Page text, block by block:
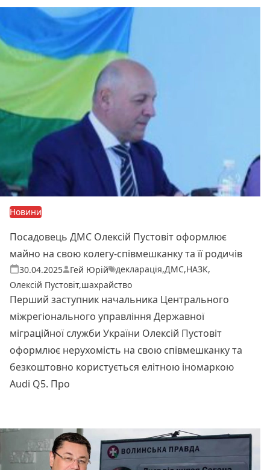
Новини
Посадовець ДМС Олексій Пустовіт оформлює
майно на свою колегу-співмешканку та її родичів
30.04.2025Опубліковано
Гей Юрій
Теги: декларація,ДМС,НАЗК,
Олексій Пустовіт,шахрайство
Перший заступник начальника Центрального
міжрегіонального управління Державної
міграційної служби України Олексій Пустовіт
оформлює нерухомість на свою співмешканку та
безкоштовно користується елітною іномаркою
Audi Q5. Про